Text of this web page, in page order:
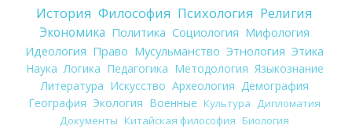
История Философия Психология Религия
Экономика Политика Социология Мифология
Идеология Право Мусульманство Этнология Этика
Наука Логика Педагогика Методология Языкознание
Литература Искусство Археология Демография
География Экология Военные Культура
Дипломатия
Документы Китайская философия Биология